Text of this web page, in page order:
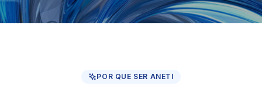
POR QUE SER ANETI